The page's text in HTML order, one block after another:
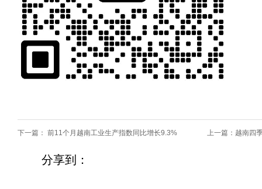
下一篇： 前11个月越南工业生产指数同比增长9.3% 上一篇： 越南四
分享到：